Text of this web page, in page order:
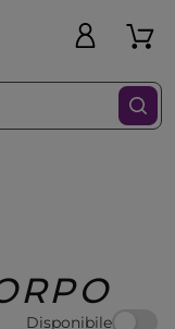
Disponibile
Filtra